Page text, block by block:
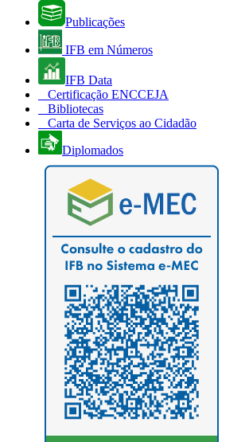
Publicações
IFB em Números
IFB Data
Certificação ENCCEJA
Bibliotecas
Carta de Serviços ao Cidadão
Diplomados